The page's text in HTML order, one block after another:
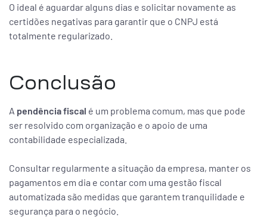
O ideal é aguardar alguns dias e solicitar novamente as
certidões negativas para garantir que o CNPJ está
totalmente regularizado.
Conclusão
A pendência fiscal é um problema comum, mas que pode
ser resolvido com organização e o apoio de uma
contabilidade especializada.
Consultar regularmente a situação da empresa, manter os
pagamentos em dia e contar com uma gestão fiscal
automatizada são medidas que garantem tranquilidade e
segurança para o negócio.